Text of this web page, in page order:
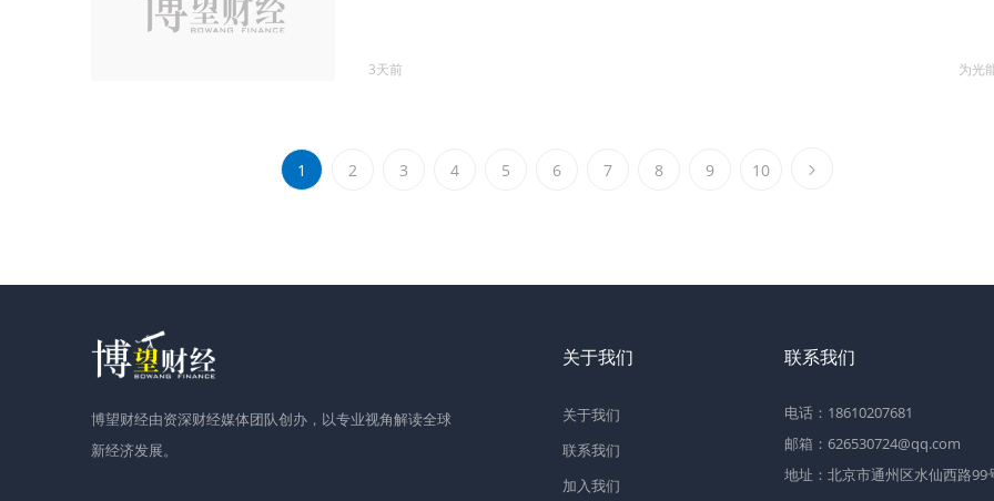
为光
3天前
1 2 3 4 5 6 7 8 9 10
博望财经由资深财经媒体团队创办，以专业视角解读全球
新经济发展。
关于我们
关于我们
联系我们
加入我们
联系我们
电话：18610207681
邮箱：626530724@qq.com
地址：北京市通州区水仙西路99